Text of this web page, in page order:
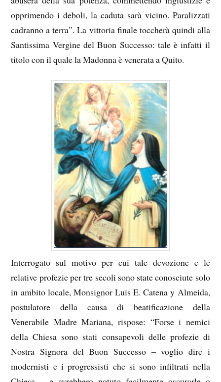
opprimendo i deboli, la caduta sarà vicino. Paralizzati
cadranno a terra”. La vittoria finale toccherà quindi alla
Santissima Vergine del Buon Successo: tale è infatti il
titolo con il quale la Madonna è venerata a Quito.
Interrogato sul motivo per cui tale devozione e le
relative profezie per tre secoli sono state conosciute solo
in ambito locale, Monsignor Luis E. Catena y Almeida,
postulatore della causa di beatificazione della
Venerabile Madre Mariana, rispose: “Forse i nemici
della Chiesa sono stati consapevoli delle profezie di
Nostra Signora del Buon Successo – voglio dire i
modernisti e i progressisti che si sono infiltrati nella